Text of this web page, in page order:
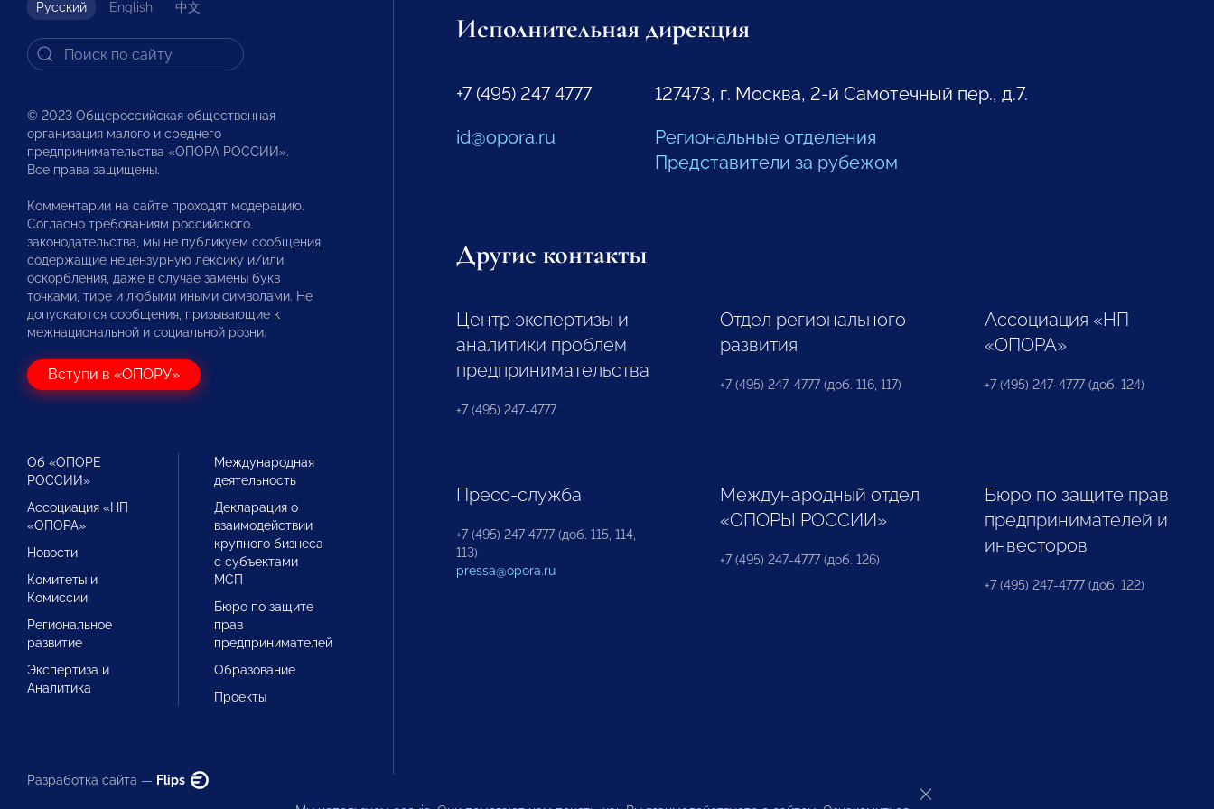
Русский English 中文
© 2023 Общероссийская общественная
организация малого и среднего
предпринимательства «ОПОРА РОССИИ».
Все права защищены.
Комментарии на сайте проходят модерацию.
Согласно требованиям российского
законодательства, мы не публикуем сообщения,
содержащие нецензурную лексику и/или
оскорбления, даже в случае замены букв
точками, тире и любыми иными символами. Не
допускаются сообщения, призывающие к
межнациональной и социальной розни.
Вступи в «ОПОРУ»
Об «ОПОРЕ
РОССИИ»
Ассоциация «НП
«ОПОРА»
Новости
Комитеты и
Комиссии
Региональное
развитие
Экспертиза и
Аналитика
Международная
деятельность
Декларация о
взаимодействии
крупного бизнеса
с субъектами
МСП
Бюро по защите
прав
предпринимателей
Образование
Проекты
Разработка сайта — Flips
Исполнительная дирекция
+7 (495) 247 4777
id@opora.ru
127473, г. Москва, 2-й Самотечный пер., д.7.
Региональные отделения
Представители за рубежом
Другие контакты
Центр экспертизы и
аналитики проблем
предпринимательства
+7 (495) 247-4777
Отдел регионального
развития
+7 (495) 247-4777 (доб. 116, 117)
Ассоциация «НП
«ОПОРА»
+7 (495) 247-4777 (доб. 124)
Пресс-служба
+7 (495) 247 4777 (доб. 115, 114,
113)
pressa@opora.ru
Международный отдел
«ОПОРЫ РОССИИ»
+7 (495) 247-4777 (доб. 126)
Бюро по защите прав
предпринимателей и
инвесторов
+7 (495) 247-4777 (доб. 122)